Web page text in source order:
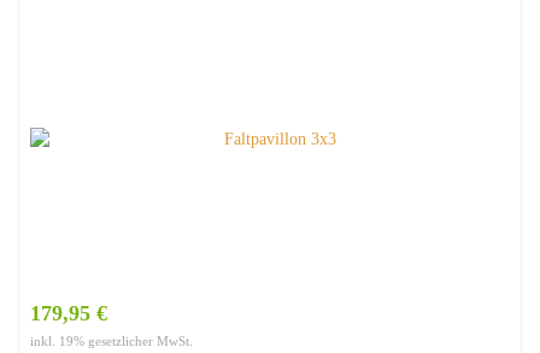
179,95 €
inkl. 19% gesetzlicher MwSt.